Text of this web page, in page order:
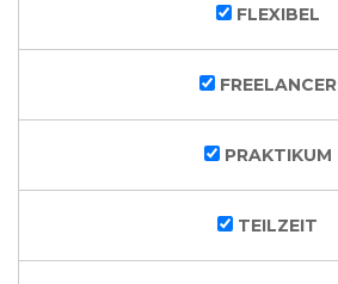
FLEXIBEL
FREELANCER
PRAKTIKUM
TEILZEIT